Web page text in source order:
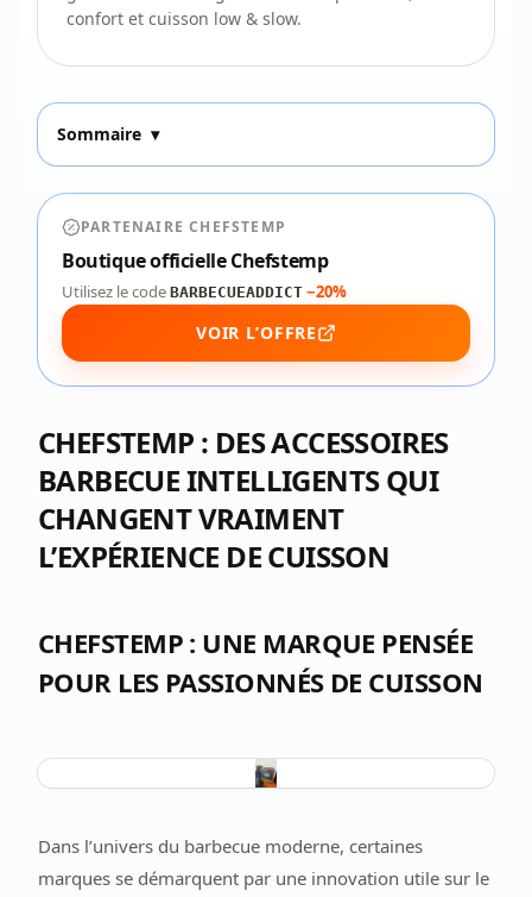
confort et cuisson low & slow.
Sommaire ▾
PARTENAIRE CHEFSTEMP
Boutique officielle Chefstemp
Utilisez le code BARBECUEADDICT −20%
VOIR L’OFFRE
CHEFSTEMP : DES ACCESSOIRES
BARBECUE INTELLIGENTS QUI
CHANGENT VRAIMENT
L’EXPÉRIENCE DE CUISSON
CHEFSTEMP : UNE MARQUE PENSÉE
POUR LES PASSIONNÉS DE CUISSON
Dans l’univers du barbecue moderne, certaines
marques se démarquent par une innovation utile sur le